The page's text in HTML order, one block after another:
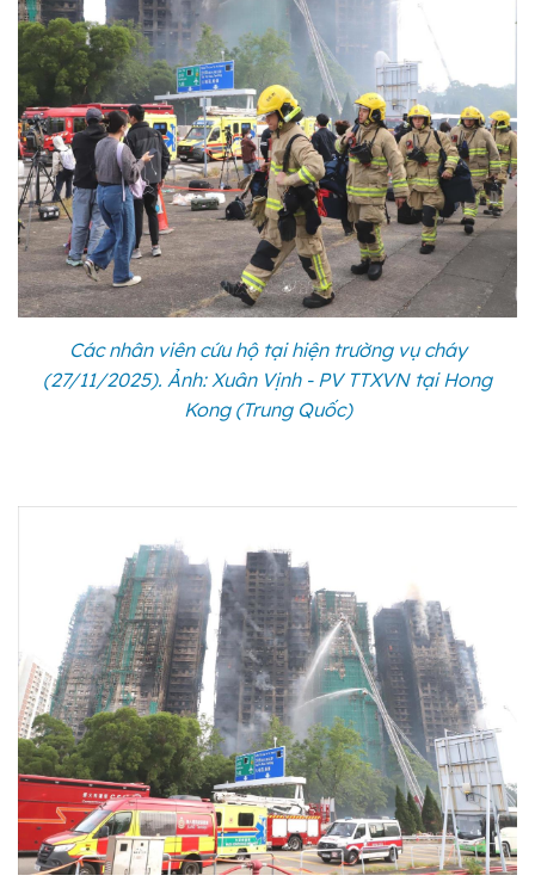
Các nhân viên cứu hộ tại hiện trường vụ cháy
(27/11/2025). Ảnh: Xuân Vịnh - PV TTXVN tại Hong
Kong (Trung Quốc)